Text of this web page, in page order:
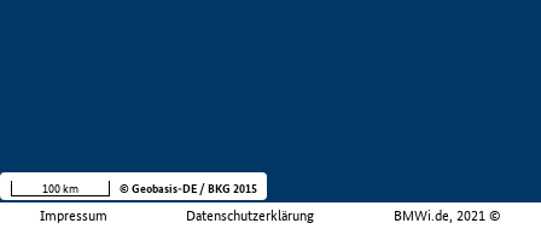
Impressum Datenschutzerklärung BMWi.de, 2021 ©
100 km © Geobasis-DE / BKG 2015